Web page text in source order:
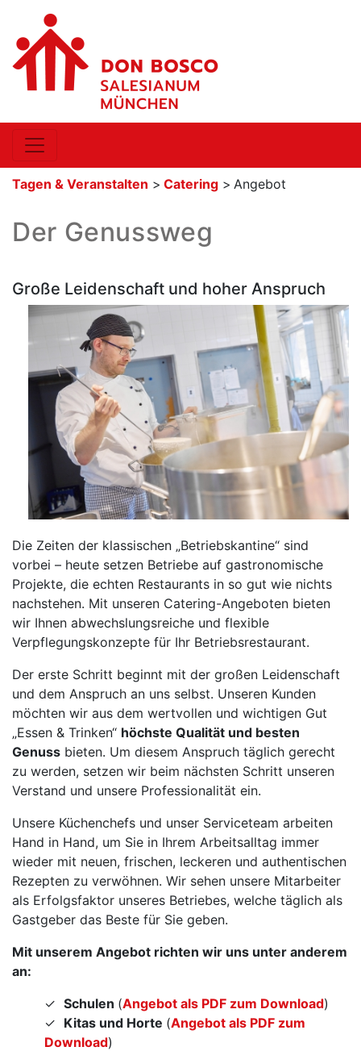
Tagen & Veranstalten > Catering > Angebot
Der Genussweg
Große Leidenschaft und hoher Anspruch
Die Zeiten der klassischen „Betriebskantine“ sind
vorbei – heute setzen Betriebe auf gastronomische
Projekte, die echten Restaurants in so gut wie nichts
nachstehen. Mit unseren Catering-Angeboten bieten
wir Ihnen abwechslungsreiche und flexible
Verpflegungskonzepte für Ihr Betriebsrestaurant.
Der erste Schritt beginnt mit der großen Leidenschaft
und dem Anspruch an uns selbst. Unseren Kunden
möchten wir aus dem wertvollen und wichtigen Gut
„Essen & Trinken“ höchste Qualität und besten
Genuss bieten. Um diesem Anspruch täglich gerecht
zu werden, setzen wir beim nächsten Schritt unseren
Verstand und unsere Professionalität ein.
Unsere Küchenchefs und unser Serviceteam arbeiten
Hand in Hand, um Sie in Ihrem Arbeitsalltag immer
wieder mit neuen, frischen, leckeren und authentischen
Rezepten zu verwöhnen. Wir sehen unsere Mitarbeiter
als Erfolgsfaktor unseres Betriebes, welche täglich als
Gastgeber das Beste für Sie geben.
Mit unserem Angebot richten wir uns unter anderem
an:
Schulen (Angebot als PDF zum Download)
Kitas und Horte (Angebot als PDF zum
Download)